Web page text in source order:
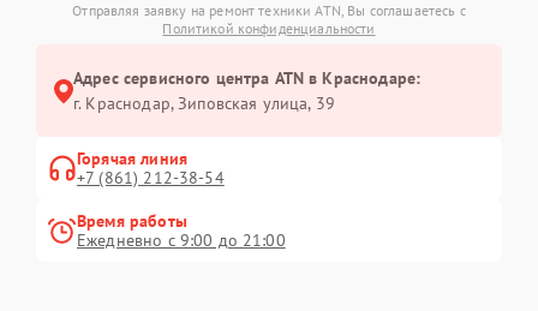
Отправляя заявку на ремонт техники ATN, Вы соглашаетесь с
Политикой конфиденциальности
Адрес сервисного центра ATN в Краснодаре:
г. Краснодар, Зиповская улица, 39
Горячая линия
+7 (861) 212-38-54
Время работы
Ежедневно с 9:00 до 21:00